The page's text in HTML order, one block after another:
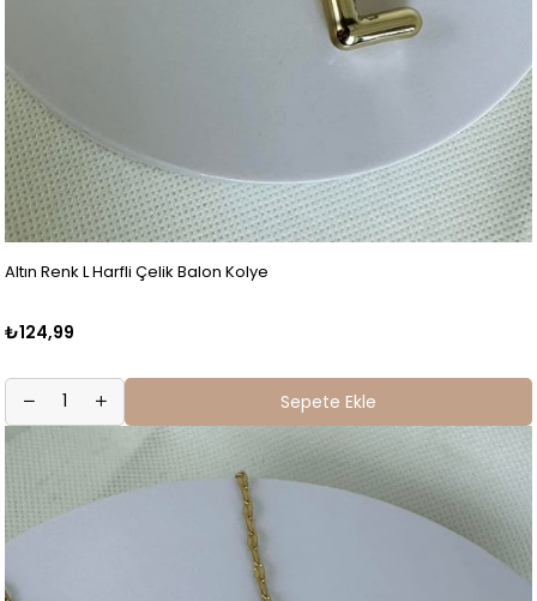
Altın Renk L Harfli Çelik Balon Kolye
₺124,99
Sepete Ekle